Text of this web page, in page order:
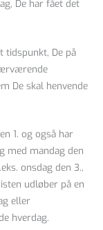
De har fået det
De på
De skal henvende
1. og også har
med mandag den
onsdag den 3.,
udløber på en
eller
hverdag.